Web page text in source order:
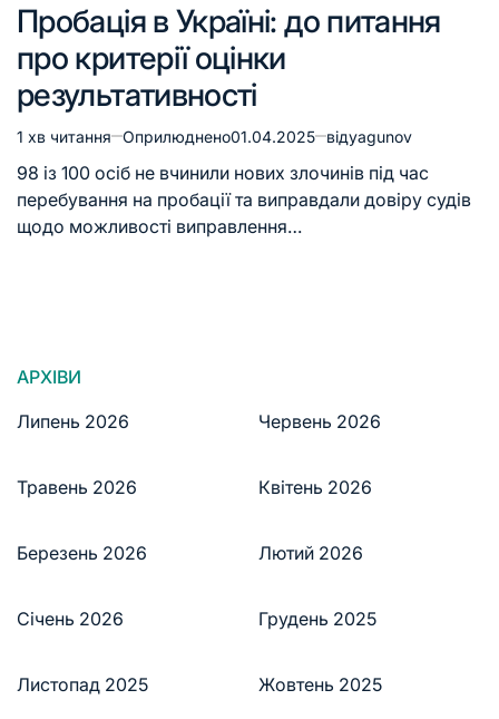
Пробація в Україні: до питання
про критерії оцінки
результативності
1 хв читання Оприлюднено01.04.2025 відyagunov
98 із 100 осіб не вчинили нових злочинів під час
перебування на пробації та виправдали довіру судів
щодо можливості виправлення…
АРХІВИ
Липень 2026
Червень 2026
Травень 2026 Квітень 2026
Березень 2026 Лютий 2026
Січень 2026 Грудень 2025
Листопад 2025 Жовтень 2025